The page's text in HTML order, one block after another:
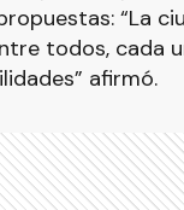
“La
todos, cada
afirmó.